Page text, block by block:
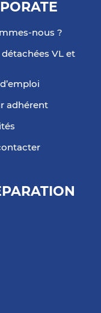
nous ?
détachées VL et
adhérent